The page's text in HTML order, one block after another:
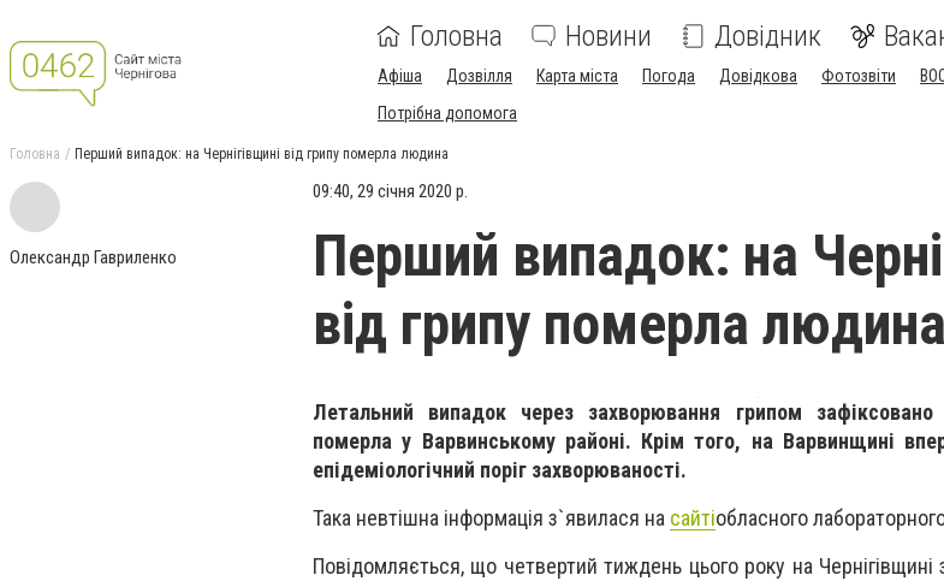
Головна Новини Довідник
Афіша Дозвілля Карта міста Погода Довідкова Фотозвіти
Потрібна допомога
Головна Перший випадок: на Чернігівщині від грипу померла людина
Олександр Гавриленко
09:40, 29 січня 2020 р.
Перший випадок: на
від грипу померла людина
Летальний випадок через захворювання грипом
померла у Варвинському районі. Крім того, на Варвинщині
епідеміологічний поріг захворюваності.
Така невтішна інформація з`явилася на сайтіобласного
Повідомляється, що четвертий тиждень цього року на Чернігівщині